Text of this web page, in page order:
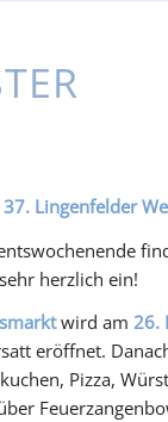
Lingenfelder
herzlich ein!
wird am26.
eröffnet.
Pizza,